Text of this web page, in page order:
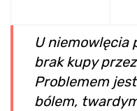
U niemowlęcia
brak kupy
Problemem
bólem,